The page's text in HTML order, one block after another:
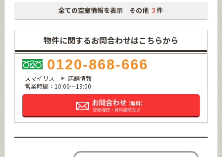
全ての空室情報を表示 その他 3 件
物件に関するお問合わせはこちらから
0120-868-666
スマイリス
店舗情報
営業時間：10:00～19:00